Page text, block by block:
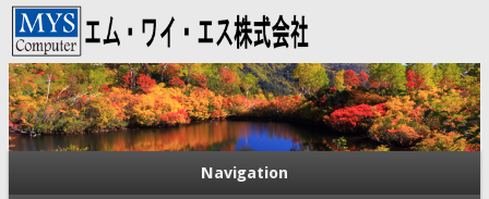
エム・ワイ・エス株式会社
Navigation